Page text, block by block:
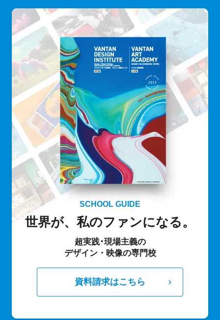
SCHOOL GUIDE
世界が、私のファンになる。
超実践･現場主義の
デザイン・映像の専門校
資料請求はこちら